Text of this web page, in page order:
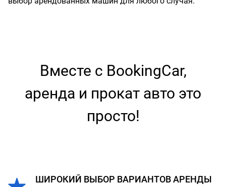
Вместе с BookingCar,
аренда и прокат авто это
просто!
ШИРОКИЙ ВЫБОР ВАРИАНТОВ АРЕНДЫ